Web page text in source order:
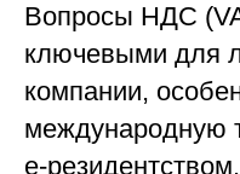
Вопросы НДС
ключевыми для
компании,
международную
e-